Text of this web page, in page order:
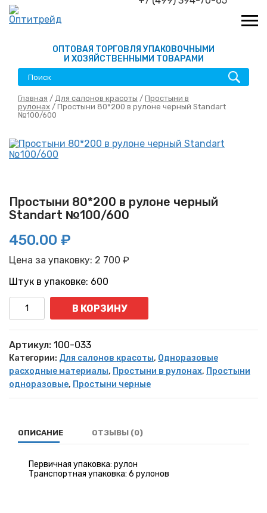
ОПТОВАЯ ТОРГОВЛЯ УПАКОВОЧНЫМИ
И ХОЗЯЙСТВЕННЫМИ ТОВАРАМИ
Главная / Для салонов красоты / Простыни в
рулонах / Простыни 80*200 в рулоне черный Standart
№100/600
Простыни 80*200 в рулоне черный
Standart №100/600
450.00 ₽
Цена за упаковку: 2 700 ₽
Штук в упаковке: 600
Количество
В КОРЗИНУ
Артикул: 100-033
Категории: Для салонов красоты, Одноразовые
расходные материалы, Простыни в рулонах, Простыни
одноразовые, Простыни черные
ОПИСАНИЕ ОТЗЫВЫ (0)
Первичная упаковка: рулон
Транспортная упаковка: 6 рулонов